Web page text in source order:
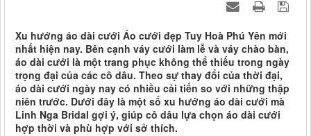
Xu hướng áo dài cưới Áo cưới đẹp Tuy Hoà Phú Yên mới
nhất hiện nay. Bên cạnh váy cưới làm lễ và váy chào bàn,
áo dài cưới là một trang phục không thể thiếu trong ngày
trọng đại của các cô dâu. Theo sự thay đổi của thời đại,
áo dài cưới ngày nay có nhiều cải tiến so với những thập
niên trước. Dưới đây là một số xu hướng áo dài cưới mà
Linh Nga Bridal gợi ý, giúp cô dâu lựa chọn áo dài cưới
hợp thời và phù hợp với sở thích.